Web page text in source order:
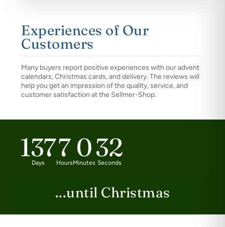
Experiences of Our
Customers
Many buyers report positive experiences with our advent
calendars, Christmas cards, and delivery. The reviews will
help you get an impression of the quality, service, and
customer satisfaction at the Sellmer-Shop.
Days
137Hours
7 Minutes
0 Seconds
32
...until Christmas